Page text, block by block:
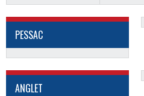
PESSAC
ANGLET